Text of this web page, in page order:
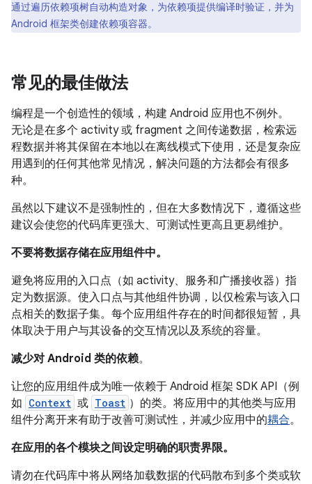
通过遍历依赖项树自动构造对象，为依赖项提供编译时验证，并为
Android 框架类创建依赖项容器。
常见的最佳做法
编程是一个创造性的领域，构建 Android 应用也不例外。
无论是在多个 activity 或 fragment 之间传递数据，检索远
程数据并将其保留在本地以在离线模式下使用，还是复杂应
用遇到的任何其他常见情况，解决问题的方法都会有很多
种。
虽然以下建议不是强制性的，但在大多数情况下，遵循这些
建议会使您的代码库更强大、可测试性更高且更易维护。
不要将数据存储在应用组件中。
避免将应用的入口点（如 activity、服务和广播接收器）指
定为数据源。使入口点与其他组件协调，以仅检索与该入口
点相关的数据子集。每个应用组件存在的时间都很短暂，具
体取决于用户与其设备的交互情况以及系统的容量。
减少对 Android 类的依赖。
让您的应用组件成为唯一依赖于 Android 框架 SDK API（例
如 Context 或 Toast ）的类。将应用中的其他类与应用
组件分离开来有助于改善可测试性，并减少应用中的耦合。
在应用的各个模块之间设定明确的职责界限。
请勿在代码库中将从网络加载数据的代码散布到多个类或软